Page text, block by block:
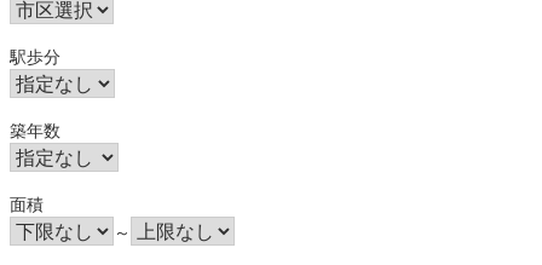
駅歩分
築年数
面積
～